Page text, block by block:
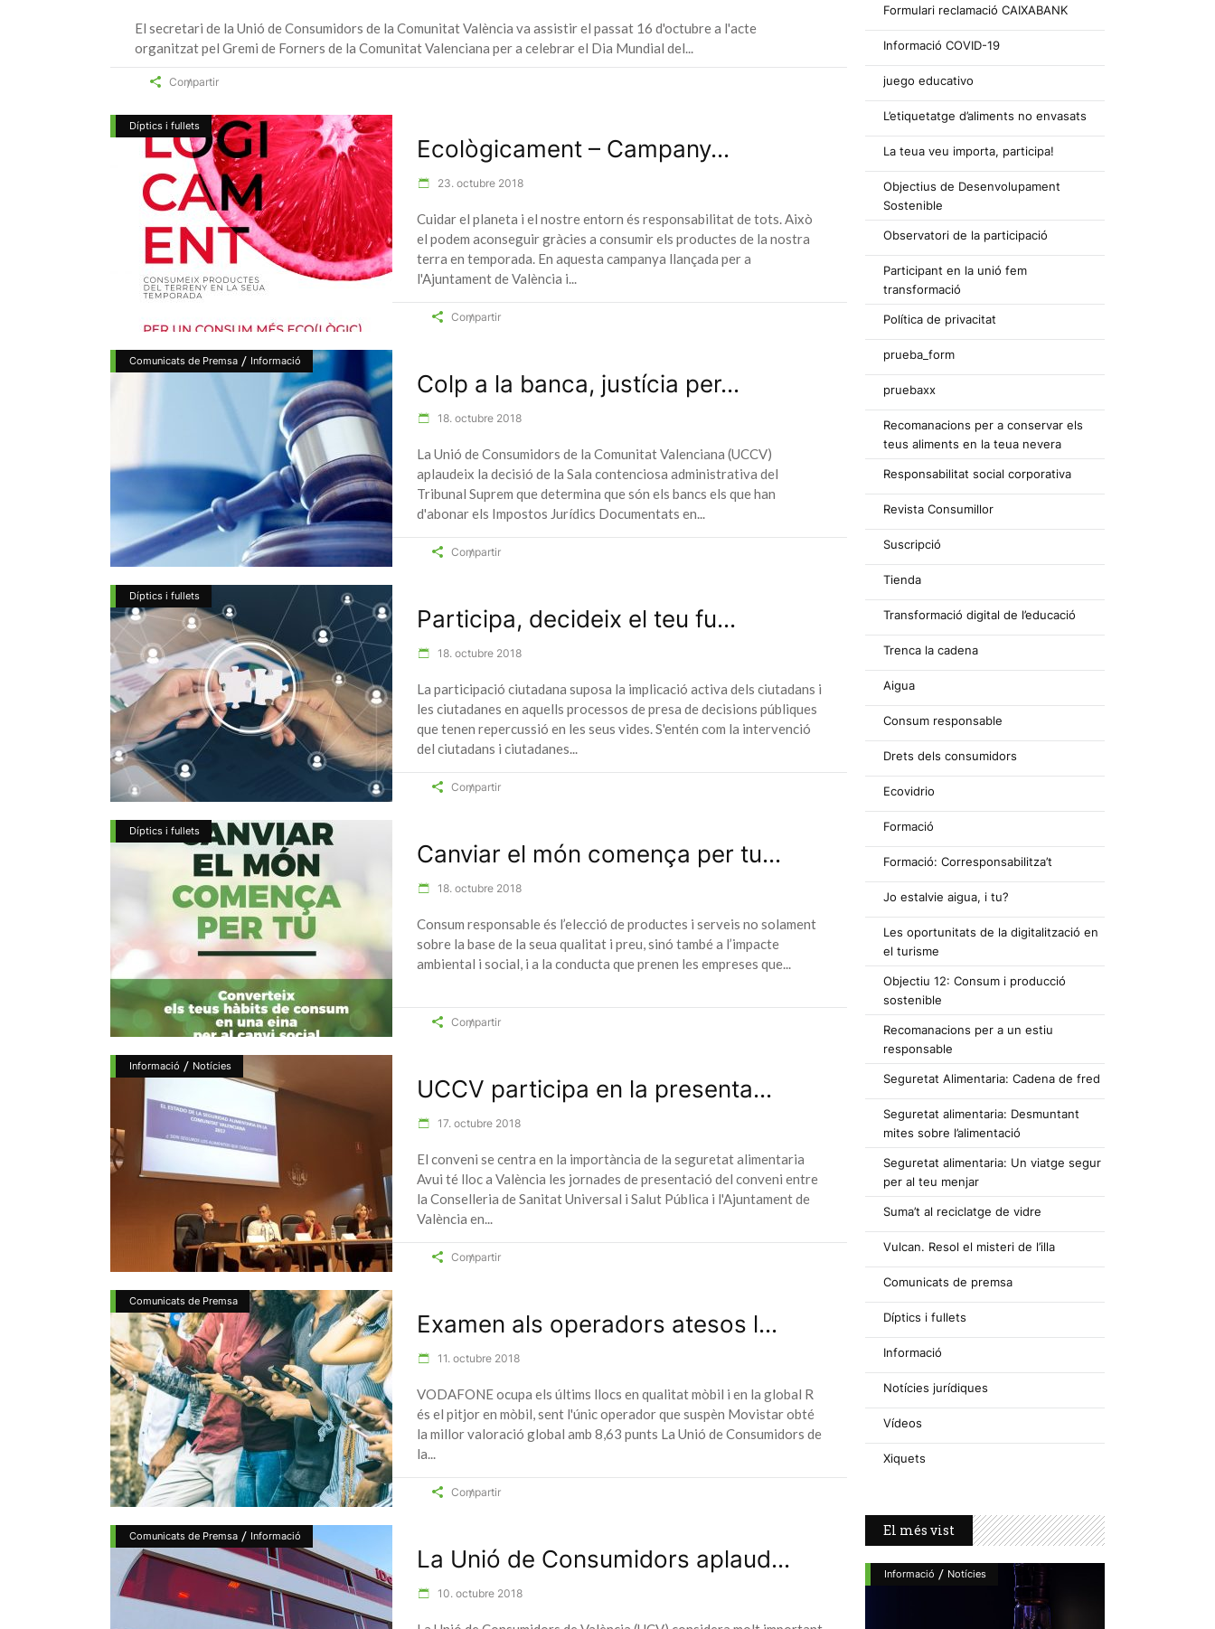
El secretari de la Unió de Consumidors de la Comunitat València va assistir el passat 16 d'octubre a l'acte
organitzat pel Gremi de Forners de la Comunitat Valenciana per a celebrar el Dia Mundial del
Compartir
Díptics i fullets
Ecològicament – Campany...
23. octubre 2018
Cuidar el planeta i el nostre entorn és responsabilitat de tots. Això
el podem aconseguir gràcies a consumir els productes de la nostra
terra en temporada. En aquesta campanya llançada per a
l'Ajuntament de València i
Compartir
Comunicats de Premsa / Informació
Colp a la banca, justícia per...
18. octubre 2018
La Unió de Consumidors de la Comunitat Valenciana (UCCV)
aplaudeix la decisió de la Sala contenciosa administrativa del
Tribunal Suprem que determina que són els bancs els que han
d'abonar els Impostos Jurídics Documentats en
Compartir
Díptics i fullets
Participa, decideix el teu fu...
18. octubre 2018
La participació ciutadana suposa la implicació activa dels ciutadans i
les ciutadanes en aquells processos de presa de decisions públiques
que tenen repercussió en les seus vides. S'entén com la intervenció
del ciutadans i ciutadanes
Compartir
Díptics i fullets
Canviar el món comença per tu...
18. octubre 2018
Consum responsable és l’elecció de productes i serveis no solament
sobre la base de la seua qualitat i preu, sinó també a l’impacte
ambiental i social, i a la conducta que prenen les empreses que
Compartir
Informació / Notícies
UCCV participa en la presenta...
17. octubre 2018
El conveni se centra en la importància de la seguretat alimentaria
Avui té lloc a València les jornades de presentació del conveni entre
la Conselleria de Sanitat Universal i Salut Pública i l'Ajuntament de
València en
Compartir
Comunicats de Premsa
Examen als operadors atesos l...
11. octubre 2018
VODAFONE ocupa els últims llocs en qualitat mòbil i en la global R
és el pitjor en mòbil, sent l'únic operador que suspèn Movistar obté
la millor valoració global amb 8,63 punts La Unió de Consumidors de
la
Compartir
Comunicats de Premsa / Informació
La Unió de Consumidors aplaud...
10. octubre 2018
Formulari reclamació CAIXABANK
Informació COVID-19
juego educativo
L’etiquetatge d’aliments no envasats
La teua veu importa, participa!
Objectius de Desenvolupament
Sostenible
Observatori de la participació
Participant en la unió fem
transformació
Política de privacitat
prueba_form
pruebaxx
Recomanacions per a conservar els
teus aliments en la teua nevera
Responsabilitat social corporativa
Revista Consumillor
Suscripció
Tienda
Transformació digital de l’educació
Trenca la cadena
Aigua
Consum responsable
Drets dels consumidors
Ecovidrio
Formació
Formació: Corresponsabilitza’t
Jo estalvie aigua, i tu?
Les oportunitats de la digitalització en
el turisme
Objectiu 12: Consum i producció
sostenible
Recomanacions per a un estiu
responsable
Seguretat Alimentaria: Cadena de fred
Seguretat alimentaria: Desmuntant
mites sobre l’alimentació
Seguretat alimentaria: Un viatge segur
per al teu menjar
Suma’t al reciclatge de vidre
Vulcan. Resol el misteri de l’illa
Comunicats de premsa
Díptics i fullets
Informació
Notícies jurídiques
Vídeos
Xiquets
El més vist
Informació / Notícies